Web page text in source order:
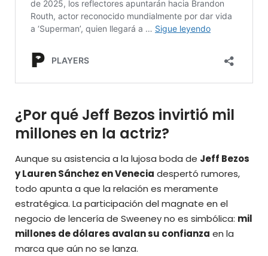
¿Por qué Jeff Bezos invirtió mil
millones en la actriz?
Aunque su asistencia a la lujosa boda de Jeff Bezos
y Lauren Sánchez en Venecia despertó rumores,
todo apunta a que la relación es meramente
estratégica. La participación del magnate en el
negocio de lencería de Sweeney no es simbólica: mil
millones de dólares avalan su confianza en la
marca que aún no se lanza.